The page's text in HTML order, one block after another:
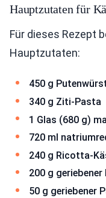
Hauptzutaten für
Für dieses Rezept
Hauptzutaten:
450 g
340 g Ziti-Pasta
1 Glas (680 g)
720 ml
240 g Ricotta-
200 g
50 g geriebener